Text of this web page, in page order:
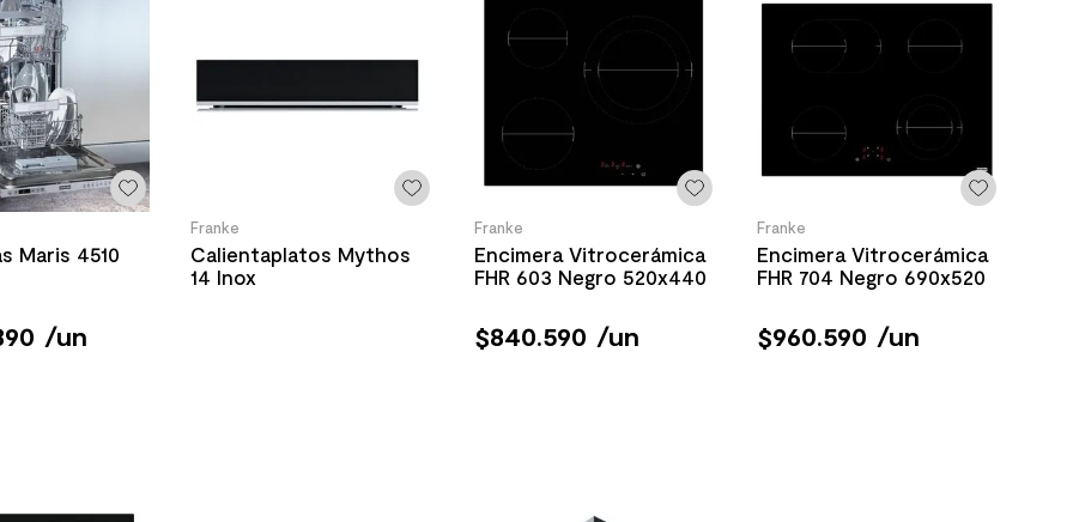
Maris 4510
/un
Franke
Calientaplatos Mythos
14 Inox
Franke
Encimera Vitrocerámica
FHR 603 Negro 520x440
$840.590 /un
Franke
Encimera Vitrocerámica
FHR 704 Negro 690x520
$960.590 /un